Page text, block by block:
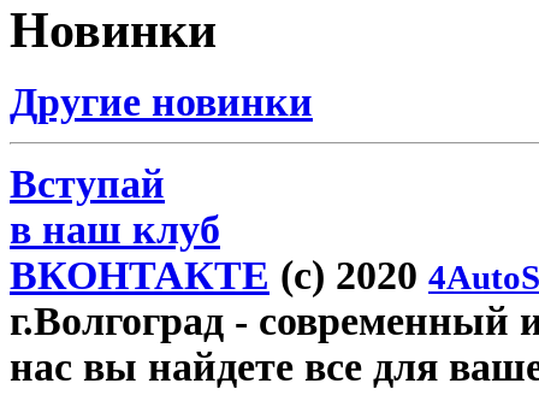
Новинки
Другие новинки
Вступай
в наш клуб
ВКОНТАКТЕ (c) 2020
г.Волгоград - современный
нас вы найдете все для